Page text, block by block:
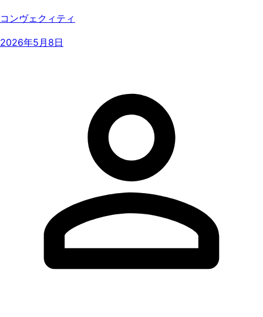
コンヴェクィティ
2026年5月8日